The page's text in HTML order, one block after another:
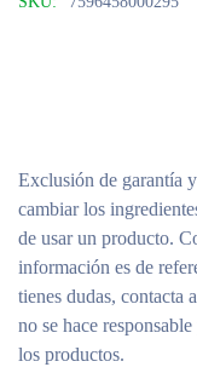
Exclusión de garantía
cambiar los
de usar un producto.
información es de
tienes dudas, contacta
no se hace
los productos.